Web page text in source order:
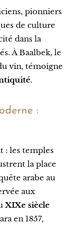
pionniers
de culture
dans la
À Baalbek, le
vin, témoigne
.
:
: les temples
la place
arabe au
aux
XIXe siècle
en 1857,